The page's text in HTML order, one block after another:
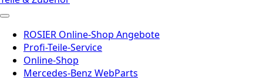
ROSIER Online-Shop Angebote
Profi-Teile-Service
Online-Shop
Mercedes-Benz WebParts